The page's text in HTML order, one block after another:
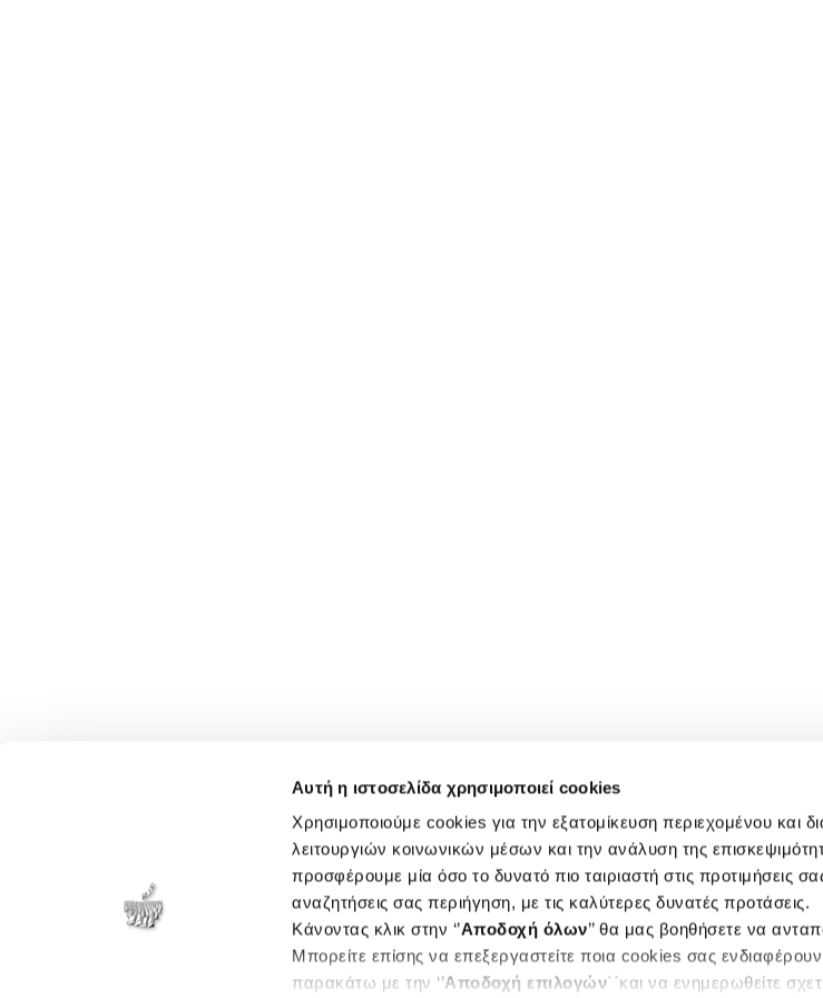
Αυτή η ιστοσελίδα χρησιμοποιεί cookies
Χρησιμοποιούμε cookies για την εξατομίκευση περιεχομένου και
λειτουργιών κοινωνικών μέσων και την ανάλυση της
προσφέρουμε μία όσο το δυνατό πιο ταιριαστή στις προτιμήσεις
αναζητήσεις σας περιήγηση, με τις καλύτερες δυνατές προτάσεις.
Κάνοντας κλικ στην ‘’Αποδοχή όλων’’ θα μας βοηθήσετε να
Μπορείτε επίσης να επεξεργαστείτε ποια cookies σας
παρακάτω με την ‘’Αποδοχή επιλογών΄΄και να ενημερωθείτε